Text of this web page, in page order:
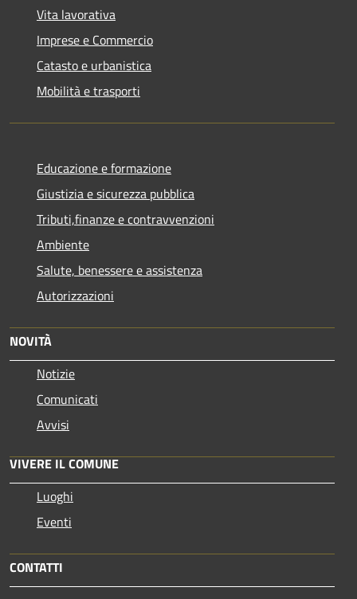
Vita lavorativa
Imprese e Commercio
Catasto e urbanistica
Mobilità e trasporti
Educazione e formazione
Giustizia e sicurezza pubblica
Tributi,finanze e contravvenzioni
Ambiente
Salute, benessere e assistenza
Autorizzazioni
NOVITÀ
Notizie
Comunicati
Avvisi
VIVERE IL COMUNE
Luoghi
Eventi
CONTATTI